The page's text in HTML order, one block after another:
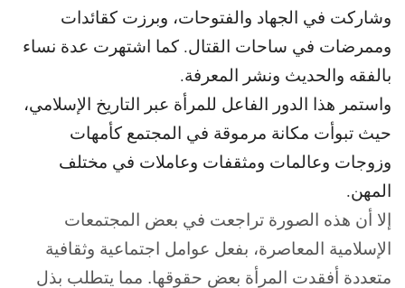
وشاركت في الجهاد والفتوحات، وبرزت كقائدات
وممرضات في ساحات القتال. كما اشتهرت عدة نساء
بالفقه والحديث ونشر المعرفة.
واستمر هذا الدور الفاعل للمرأة عبر التاريخ الإسلامي،
حيث تبوأت مكانة مرموقة في المجتمع كأمهات
وزوجات وعالمات ومثقفات وعاملات في مختلف
المهن.
إلا أن هذه الصورة تراجعت في بعض المجتمعات
الإسلامية المعاصرة، بفعل عوامل اجتماعية وثقافية
متعددة أفقدت المرأة بعض حقوقها. مما يتطلب بذل